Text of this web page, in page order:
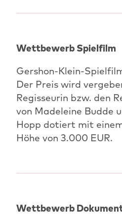
Wettbewerb Spielfilm
Gershon-Klein-
Der Preis wird
Regisseurin bzw. den
von Madeleine Budde
Hopp dotiert mit
Höhe von 3.000 EUR.
Wettbewerb